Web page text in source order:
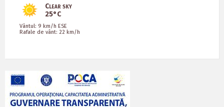
Clear sky
25°C
Vântul: 9 km/h ESE
Rafale de vânt: 22 km/h